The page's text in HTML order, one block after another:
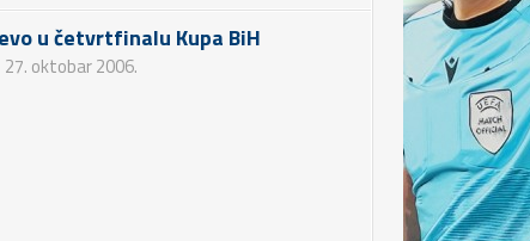
u četvrtfinalu Kupa BiH
27. oktobar 2006.